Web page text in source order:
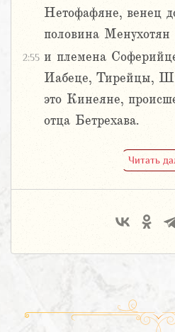
Нетофафяне, венец
половина
2:55 и племена
Иабеце, Тирейцы,
это Кинеяне,
отца Бетрехава.
Читать